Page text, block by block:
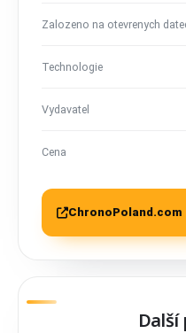
Zalozeno na otevrenych
Technologie
Vydavatel
Cena
ChronoPoland.com